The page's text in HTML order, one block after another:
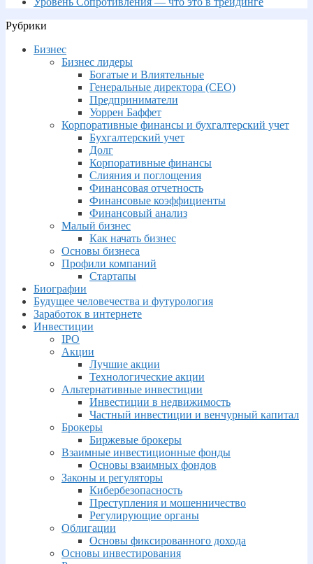
Рубрики
Бизнес
Бизнес лидеры
Богатые и Влиятельные
Генеральные директора (CEO)
Предприниматели
Уоррен Баффет
Корпоративные финансы и бухгалтерский учет
Бухгалтерский учет
Долг
Корпоративные финансы
Слияния и поглощения
Финансовая отчетность
Финансовые коэффициенты
Финансовый анализ
Малый бизнес
Как начать бизнес
Основы бизнеса
Профили компаний
Стартапы
Биографии
Будущее человечества и футурология
Заработок в интернете
Инвестиции
IPO
Акции
Лучшие акции
Технологические акции
Альтернативные инвестиции
Инвестиции в недвижимость
Частный инвестиции и венчурный капитал
Брокеры
Биржевые брокеры
Взаимные инвестиционные фонды
Основы взаимных фондов
Законы и регуляторы
Кибербезопасность
Преступления и мошенничество
Регулирующие органы
Облигации
Основы фиксированного дохода
Основы инвестирования